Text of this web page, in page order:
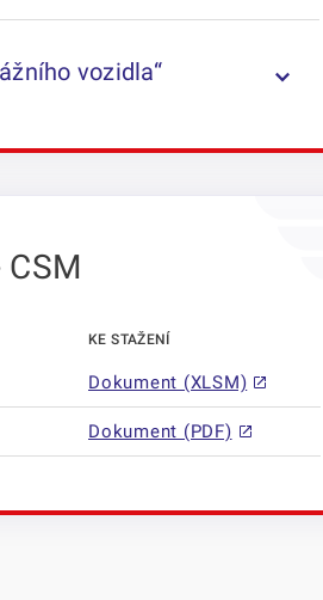
vozidla“
KE STAŽENÍ
Dokument (XLSM)
Dokument (PDF)